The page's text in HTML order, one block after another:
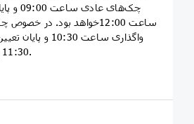
چک‌های
ساعت 12:00خواهد بود. در
واگذاری ساعت
11:30 پیش‌بینی شده است.